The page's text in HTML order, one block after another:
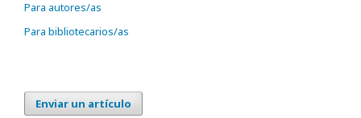
Para autores/as
Para bibliotecarios/as
Enviar un artículo